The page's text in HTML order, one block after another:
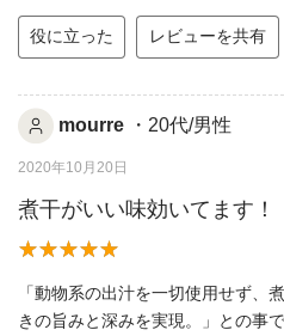
役に立った レビューを共有
mourre ・20代/男性
2020年10月20日
煮干がいい味効いてます！
「動物系の出汁を一切使用せず、
きの旨みと深みを実現。」との事